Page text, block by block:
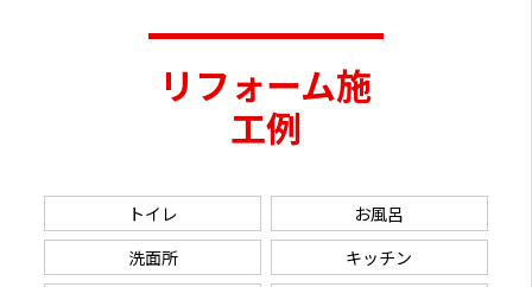
リフォーム施
工例
トイレ
お風呂
洗面所
キッチン